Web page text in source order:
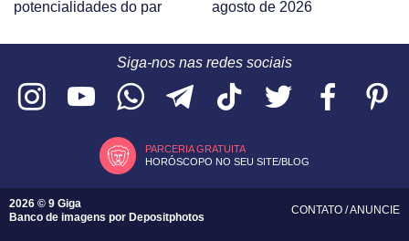
potencialidades do par
agosto de 2026
Siga-nos nas redes sociais
PARCERIA GRATUITA
HORÓSCOPO NO SEU SITE/BLOG
2026 © 9 Giga
Banco de imagens por Depositphotos
CONTATO /ANUNCIE